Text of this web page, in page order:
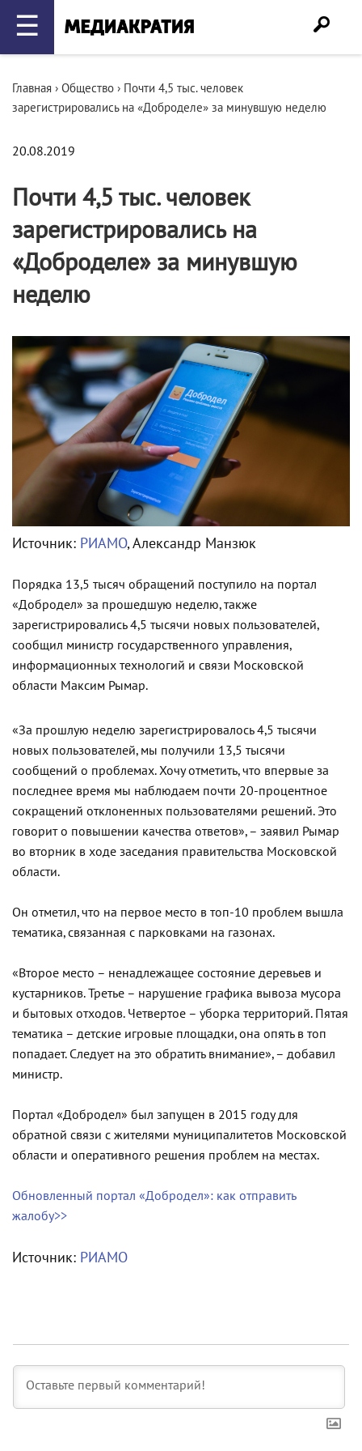
☰
Главная › Общество › Почти 4,5 тыс. человек
зарегистрировались на «Доброделе» за минувшую неделю
20.08.2019
Почти 4,5 тыс. человек
зарегистрировались на
«Доброделе» за минувшую
неделю
Источник: РИАМО, Александр Манзюк
Порядка 13,5 тысяч обращений поступило на портал
«Добродел» за прошедшую неделю, также
зарегистрировались 4,5 тысячи новых пользователей,
сообщил министр государственного управления,
информационных технологий и связи Московской
области Максим Рымар.
«За прошлую неделю зарегистрировалось 4,5 тысячи
новых пользователей, мы получили 13,5 тысячи
сообщений о проблемах. Хочу отметить, что впервые за
последнее время мы наблюдаем почти 20-процентное
сокращений отклоненных пользователями решений. Это
говорит о повышении качества ответов», – заявил Рымар
во вторник в ходе заседания правительства Московской
области.
Он отметил, что на первое место в топ-10 проблем вышла
тематика, связанная с парковками на газонах.
«Второе место – ненадлежащее состояние деревьев и
кустарников. Третье – нарушение графика вывоза мусора
и бытовых отходов. Четвертое – уборка территорий. Пятая
тематика – детские игровые площадки, она опять в топ
попадает. Следует на это обратить внимание», – добавил
министр.
Портал «Добродел» был запущен в 2015 году для
обратной связи с жителями муниципалитетов Московской
области и оперативного решения проблем на местах.
Обновленный портал «Добродел»: как отправить
жалобу>>
Источник: РИАМО